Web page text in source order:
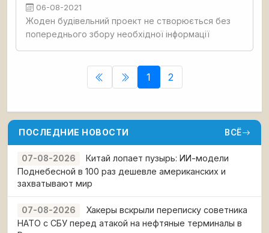
06-08-2021
Жоден будівельний проект не створюється без
попереднього збору необхідної інформації
1 2
ПОСЛЕДНИЕ НОВОСТИ ВСЁ
07-08-2026
Китай лопает пузырь: ИИ-модели
Поднебесной в 100 раз дешевле американских и
захватывают мир
07-08-2026
Хакеры вскрыли переписку советника
НАТО с СБУ перед атакой на нефтяные терминалы в